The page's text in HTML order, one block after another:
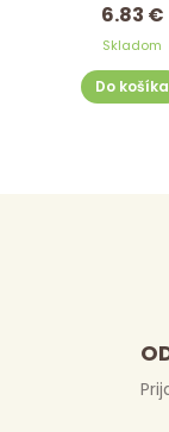
6.83 €
Skladom
Do košíka